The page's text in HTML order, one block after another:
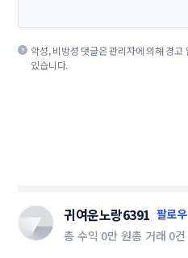
악성, 비방성 댓글은 관리자에 의해 경
있습니다.
귀여운노랑6391 팔로우
총 수익 0만 원총 거래 0건